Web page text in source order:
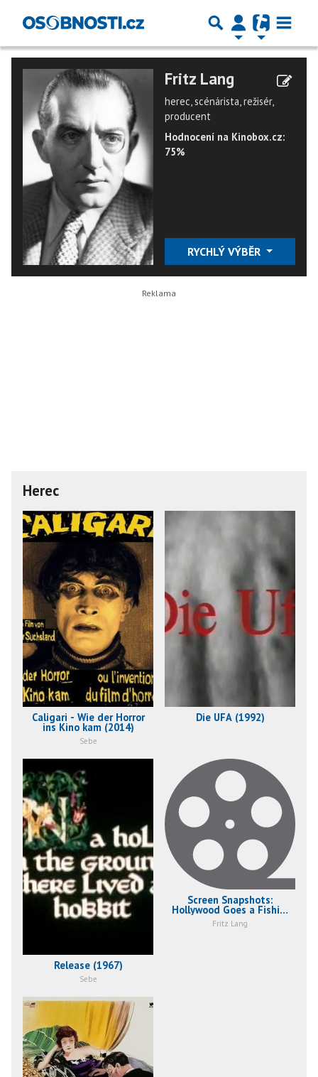
Fritz Lang
herec, scénárista, režisér,
producent
Hodnocení na Kinobox.cz:
75%
RYCHLÝ VÝBĚR
Herec
Caligari - Wie der Horror
ins Kino kam (2014)
Sebe
Die UFA (1992)
Release (1967)
Sebe
Screen Snapshots:
Hollywood Goes a Fishin'
(1956)
Fritz Lang